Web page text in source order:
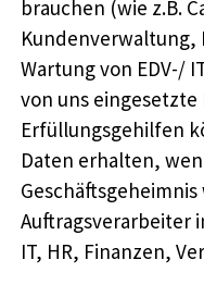
brauchen (wie z.B.
Kundenverwaltung,
Wartung von EDV-/
von uns
Erfüllungsgehilfen
Daten erhalten,
Auftragsverarbeiter
IT, HR, Finanzen,